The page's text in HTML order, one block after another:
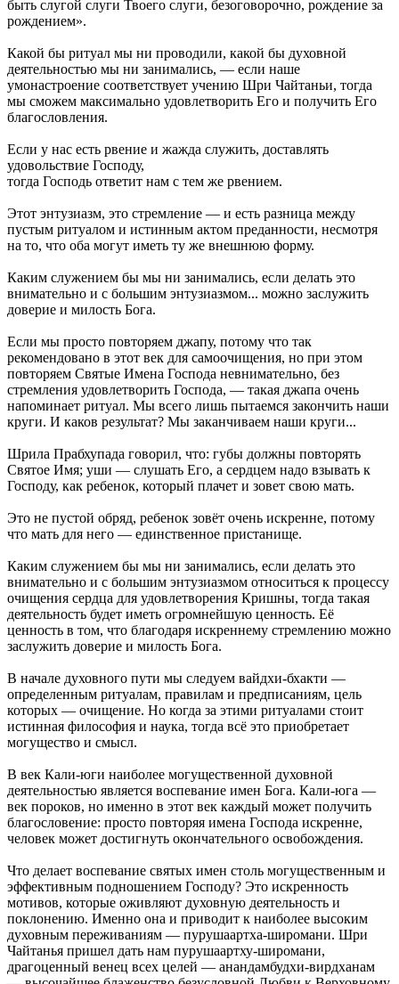
быть слугой слуги Твоего слуги, безоговорочно, рождение за
рождением».
Какой бы ритуал мы ни проводили, какой бы духовной
деятельностью мы ни занимались, — если наше
умонастроение соответствует учению Шри Чайтаньи, тогда
мы сможем максимально удовлетворить Его и получить Его
благословления.
Если у нас есть рвение и жажда служить, доставлять
удовольствие Господу,
тогда Господь ответит нам с тем же рвением.
Этот энтузиазм, это стремление — и есть разница между
пустым ритуалом и истинным актом преданности, несмотря
на то, что оба могут иметь ту же внешнюю форму.
Каким служением бы мы ни занимались, если делать это
внимательно и с большим энтузиазмом... можно заслужить
доверие и милость Бога.
Если мы просто повторяем джапу, потому что так
рекомендовано в этот век для самоочищения, но при этом
повторяем Святые Имена Господа невнимательно, без
стремления удовлетворить Господа, — такая джапа очень
напоминает ритуал. Мы всего лишь пытаемся закончить наши
круги. И каков результат? Мы заканчиваем наши круги...
Шрила Прабхупада говорил, что: губы должны повторять
Святое Имя; уши — слушать Его, а сердцем надо взывать к
Господу, как ребенок, который плачет и зовет свою мать.
Это не пустой обряд, ребенок зовёт очень искренне, потому
что мать для него — единственное пристанище.
Каким служением бы мы ни занимались, если делать это
внимательно и с большим энтузиазмом относиться к процессу
очищения сердца для удовлетворения Кришны, тогда такая
деятельность будет иметь огромнейшую ценность. Её
ценность в том, что благодаря искреннему стремлению можно
заслужить доверие и милость Бога.
В начале духовного пути мы следуем вайдхи-бхакти —
определенным ритуалам, правилам и предписаниям, цель
которых — очищение. Но когда за этими ритуалами стоит
истинная философия и наука, тогда всё это приобретает
могущество и смысл.
В век Кали-юги наиболее могущественной духовной
деятельностью является воспевание имен Бога. Кали-юга —
век пороков, но именно в этот век каждый может получить
благословение: просто повторяя имена Господа искренне,
человек может достигнуть окончательного освобождения.
Что делает воспевание святых имен столь могущественным и
эффективным подношением Господу? Это искренность
мотивов, которые оживляют духовную деятельность и
поклонению. Именно она и приводит к наиболее высоким
духовным переживаниям — пурушаартха-широмани. Шри
Чайтанья пришел дать нам пурушаартху-широмани,
драгоценный венец всех целей — анандамбудхи-вирдханам